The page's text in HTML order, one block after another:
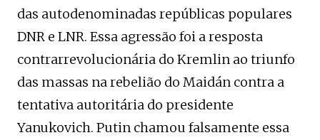
das autodenominadas repúblicas populares
DNR e LNR. Essa agressão foi a resposta
contrarrevolucionária do Kremlin ao triunfo
das massas na rebelião do Maidán contra a
tentativa autoritária do presidente
Yanukovich. Putin chamou falsamente essa